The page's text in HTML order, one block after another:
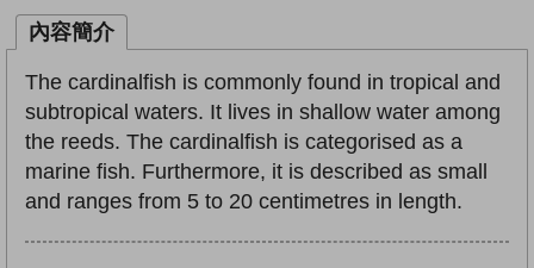
內容簡介
The cardinalfish is commonly found in tropical and
subtropical waters. It lives in shallow water among
the reeds. The cardinalfish is categorised as a
marine fish. Furthermore, it is described as small
and ranges from 5 to 20 centimetres in length.